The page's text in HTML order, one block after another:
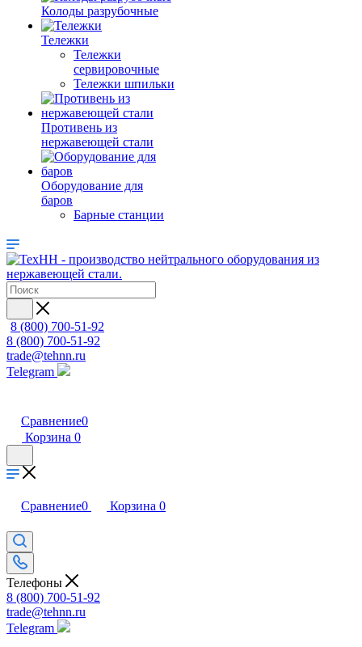
Колоды разрубочные
Тележки
Тележки
сервировочные
Тележки шпильки
Противень из
нержавеющей стали
Оборудование для
баров
Барные станции
8 (800) 700-51-92
8 (800) 700-51-92
trade@tehnn.ru
Telegram
Сравнение0
Корзина 0
Сравнение0 Корзина 0
Телефоны
8 (800) 700-51-92
trade@tehnn.ru
Telegram